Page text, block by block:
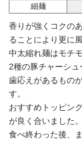
細麺
香りが強くコクの
ることにより更に
中太縮れ麺はモチ
2種の豚チャーシ
歯応えがあるもの
す。
おすすめトッピン
が良く合いました。
食べ終わった後、